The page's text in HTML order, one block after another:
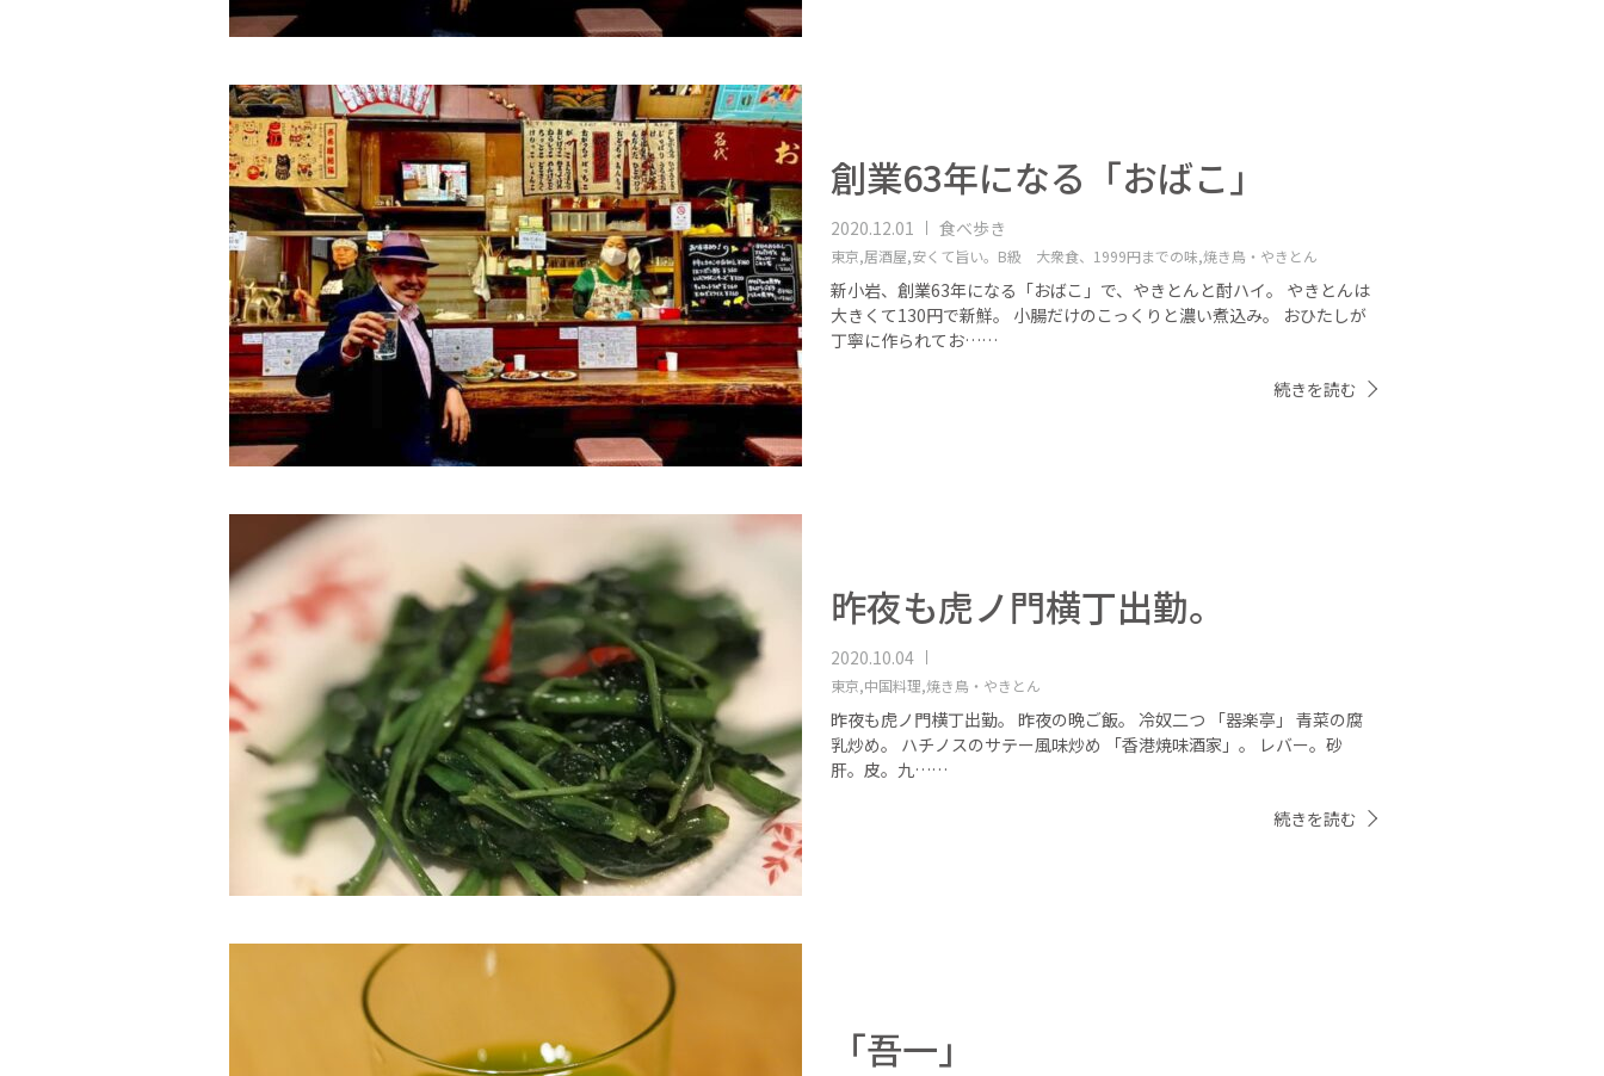
創業63年になる「おばこ」
2020.12.01 食べ歩き
東京,居酒屋,安くて旨い。B級 大衆食、1999円までの味,焼き鳥・やきとん
新小岩、創業63年になる「おばこ」で、やきとんと酎ハイ。 やきとんは
大きくて130円で新鮮。 小腸だけのこっくりと濃い煮込み。 おひたしが
丁寧に作られてお……
続きを読む
昨夜も虎ノ門横丁出勤。
2020.10.04
東京,中国料理,焼き鳥・やきとん
昨夜も虎ノ門横丁出勤。 昨夜の晩ご飯。 冷奴二つ 「器楽亭」 青菜の腐
乳炒め。 ハチノスのサテー風味炒め 「香港焼味酒家」。 レバー。砂
肝。皮。九……
続きを読む
「吾一」